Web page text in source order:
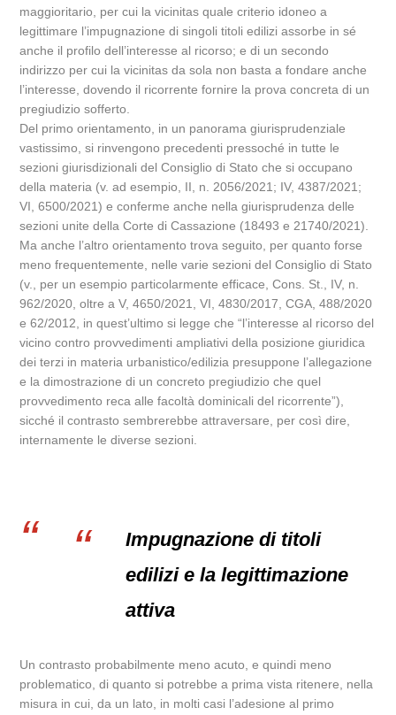
maggioritario, per cui la vicinitas quale criterio idoneo a
legittimare l’impugnazione di singoli titoli edilizi assorbe in sé
anche il profilo dell’interesse al ricorso; e di un secondo
indirizzo per cui la vicinitas da sola non basta a fondare anche
l’interesse, dovendo il ricorrente fornire la prova concreta di un
pregiudizio sofferto.
Del primo orientamento, in un panorama giurisprudenziale
vastissimo, si rinvengono precedenti pressoché in tutte le
sezioni giurisdizionali del Consiglio di Stato che si occupano
della materia (v. ad esempio, II, n. 2056/2021; IV, 4387/2021;
VI, 6500/2021) e conferme anche nella giurisprudenza delle
sezioni unite della Corte di Cassazione (18493 e 21740/2021).
Ma anche l’altro orientamento trova seguito, per quanto forse
meno frequentemente, nelle varie sezioni del Consiglio di Stato
(v., per un esempio particolarmente efficace, Cons. St., IV, n.
962/2020, oltre a V, 4650/2021, VI, 4830/2017, CGA, 488/2020
e 62/2012, in quest’ultimo si legge che “l’interesse al ricorso del
vicino contro provvedimenti ampliativi della posizione giuridica
dei terzi in materia urbanistico/edilizia presuppone l’allegazione
e la dimostrazione di un concreto pregiudizio che quel
provvedimento reca alle facoltà dominicali del ricorrente”),
sicché il contrasto sembrerebbe attraversare, per così dire,
internamente le diverse sezioni.
Impugnazione di titoli
edilizi e la legittimazione
attiva
Un contrasto probabilmente meno acuto, e quindi meno
problematico, di quanto si potrebbe a prima vista ritenere, nella
misura in cui, da un lato, in molti casi l’adesione al primo